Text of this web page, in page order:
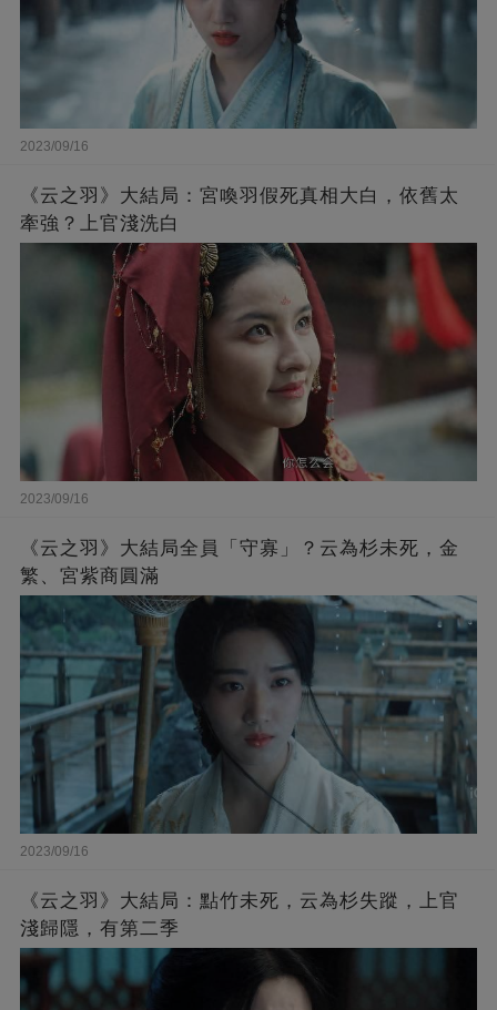
2023/09/16
《云之羽》大結局：宮喚羽假死真相大白，依舊太
牽強？上官淺洗白
2023/09/16
《云之羽》大結局全員「守寡」？云為杉未死，金
繁、宮紫商圓滿
2023/09/16
《云之羽》大結局：點竹未死，云為杉失蹤，上官
淺歸隱，有第二季